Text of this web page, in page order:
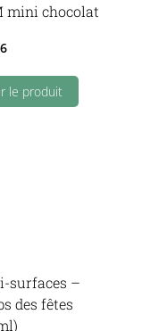
mini chocolat
le produit
surfaces –
des fêtes